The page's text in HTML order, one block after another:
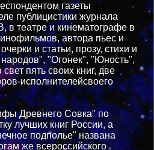
газеты
публицистики журнала
в театре и кинематографе в
автора пьес и
и статьи, прозу, стихи и
"Огонек", "Юность",
свет пять своих книг, две
исполнителейсвоего
Древнего Совка" по
лучших книг России, а
подполье" названа
же всероссийского